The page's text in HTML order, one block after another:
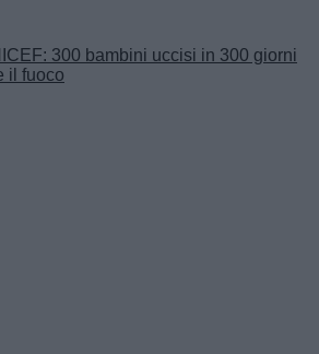
300 bambini uccisi in 300 giorni
il fuoco